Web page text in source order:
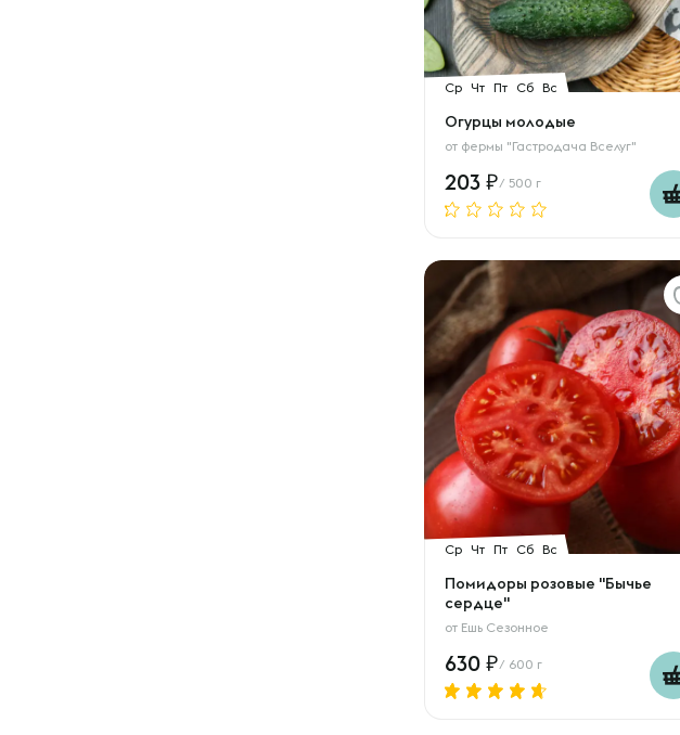
Ср Чт Пт Сб Вс
Огурцы молодые
от фермы "Гастродача Вселуг"
203 / 500 г
Ср Чт Пт Сб Вс
Помидоры розовые "Бычье
сердце"
от Ешь Сезонное
630 / 600 г